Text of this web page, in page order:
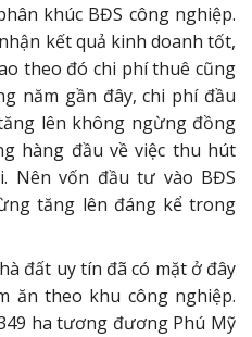
khúc BĐS công nghiệp.
kết quả kinh doanh tốt,
theo đó chi phí thuê cũng
năm gần đây, chi phí đầu
lên không ngừng đồng
hàng đầu về việc thu hút
Nên vốn đầu tư vào BĐS
tăng lên đáng kể trong
đất uy tín đã có mặt ở đây
ăn theo khu công nghiệp.
ha tương đương Phú Mỹ